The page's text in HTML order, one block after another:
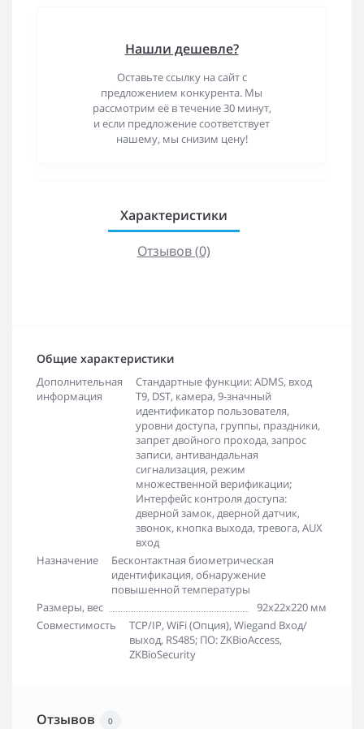
Нашли дешевле?
Оставьте ссылку на сайт с
предложением конкурента. Мы
рассмотрим её в течение 30 минут,
и если предложение соответствует
нашему, мы снизим цену!
Характеристики
Отзывов (0)
Общие характеристики
Дополнительная
информация
Стандартные функции: ADMS, вход
T9, DST, камера, 9-значный
идентификатор пользователя,
уровни доступа, группы, праздники,
запрет двойного прохода, запрос
записи, антивандальная
сигнализация, режим
множественной верификации;
Интерфейс контроля доступа:
дверной замок, дверной датчик,
звонок, кнопка выхода, тревога, AUX
вход
Назначение
Бесконтактная биометрическая
идентификация, обнаружение
повышенной температуры
Размеры, вес
92х22х220 мм
Совместимость
TCP/IP, WiFi (Опция), Wiegand Вход/
выход, RS485; ПО: ZKBioAccess,
ZKBioSecurity
Отзывов 0